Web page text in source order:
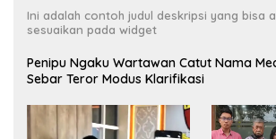
Ini adalah contoh judul deskripsi yang bisa
sesuaikan pada widget
Penipu Ngaku Wartawan Catut Nama
Sebar Teror Modus Klarifikasi